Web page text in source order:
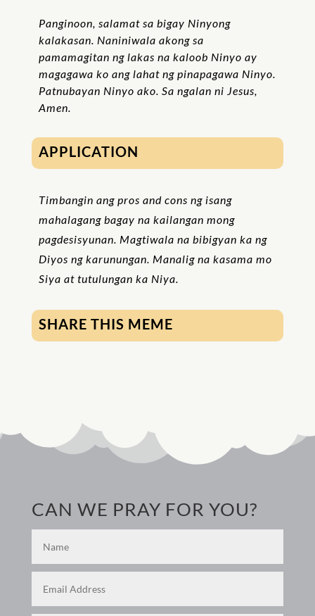
Panginoon, salamat sa bigay Ninyong
kalakasan. Naniniwala akong sa
pamamagitan ng lakas na kaloob Ninyo ay
magagawa ko ang lahat ng pinapagawa Ninyo.
Patnubayan Ninyo ako. Sa ngalan ni Jesus,
Amen.
APPLICATION
Timbangin ang pros and cons ng isang
mahalagang bagay na kailangan mong
pagdesisyunan. Magtiwala na bibigyan ka ng
Diyos ng karunungan. Manalig na kasama mo
Siya at tutulungan ka Niya.
SHARE THIS MEME
CAN WE PRAY FOR YOU?